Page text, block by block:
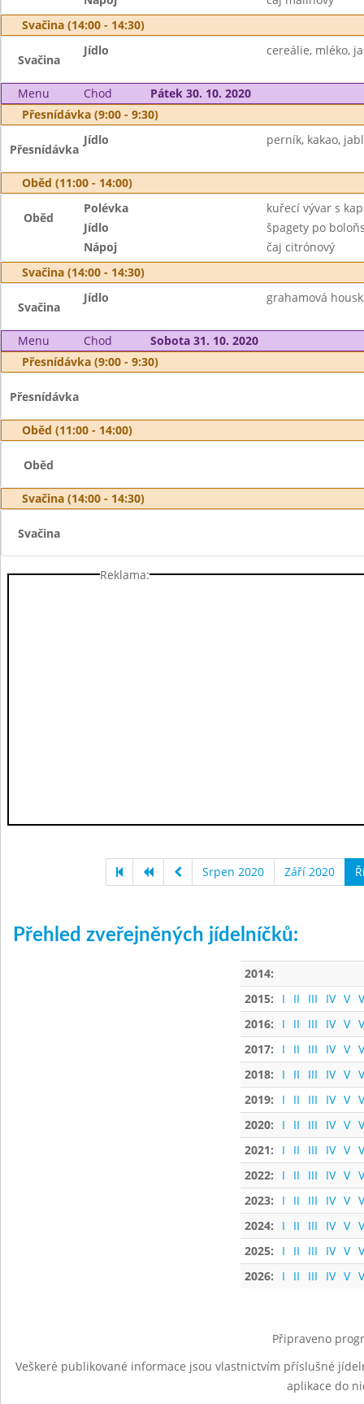
Svačina (14:00 - 14:30)
Svačina
Jídlo cereálie, mléko,
Menu Chod
Pátek 30. 10. 2020
Přesnídávka (9:00 - 9:30)
Přesnídávka
Jídlo perník, kakao,
Oběd (11:00 - 14:00)
Oběd
Polévka
kuřecí vývar s
Jídlo
špagety po
Nápoj
čaj citrónový
Svačina (14:00 - 14:30)
Svačina
Jídlo grahamová
Menu Chod
Sobota 31. 10. 2020
Přesnídávka (9:00 - 9:30)
Přesnídávka
Oběd (11:00 - 14:00)
Oběd
Svačina (14:00 - 14:30)
Svačina
Reklama:
Srpen 2020 Září 2020
Přehled zveřejněných jídelníčků:
2014:
2015:
I II III IV V
2016:
I II III IV V
2017:
I II III IV V
2018:
I II III IV V
2019:
I II III IV V
2020:
I II III IV V
2021:
I II III IV V
2022:
I II III IV V
2023:
I II III IV V
2024:
I II III IV V
2025:
I II III IV V
2026:
I II III IV V
Připraveno
Veškeré publikované informace jsou vlastnictvím příslušné
aplikace do